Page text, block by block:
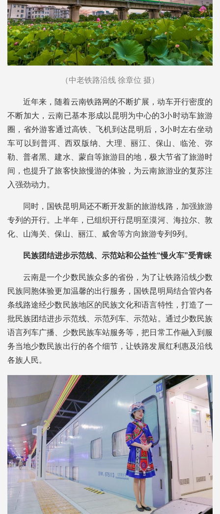
（中老铁路沿线 徐章位 摄）
近年来，随着云南铁路网的不断扩展，动车开行密度的
不断加大，云南已基本形成以昆明为中心的3小时动车旅游
圈，省外游客通过高铁、飞机到达昆明后，3小时左右坐动
车可以到普洱、西双版纳、大理、丽江、保山、临沧、弥
勒、普者黑、建水、蒙自等旅游目的地，极大节省了旅游时
间，也提升了旅客快旅慢游的体验，为云南旅游业的复苏注
入强劲动力。
同时，国铁昆明局还不断开发新的旅游线路，加强旅游
专列的开行。上半年，已组织开行昆明至漠河、海拉尔、敦
化、山海关、保山、丽江、威舍等方向旅游专列9列。
民族团结进步示范线、示范站和公益性“慢火车”受青睐
云南是一个少数民族众多的省份，为了让铁路沿线少数
民族同胞体验更加温馨的出行服务，国铁昆明局结合管内各
条线路途经少数民族地区的民族文化和语言特性，打造了一
批民族团结进步示范线、示范列车、示范站。通过少数民族
语言列车广播、少数民族车站服务等，把日常工作融入到服
务当地少数民族出行的各个细节，让铁路发展红利惠及沿线
各族人民。